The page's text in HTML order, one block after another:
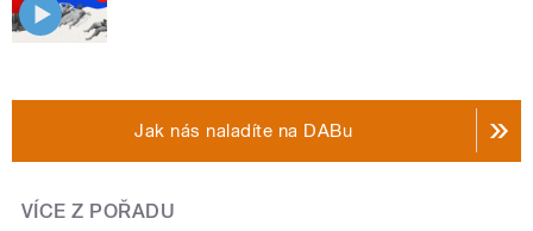
Jak nás naladíte na DABu
VÍCE Z POŘADU